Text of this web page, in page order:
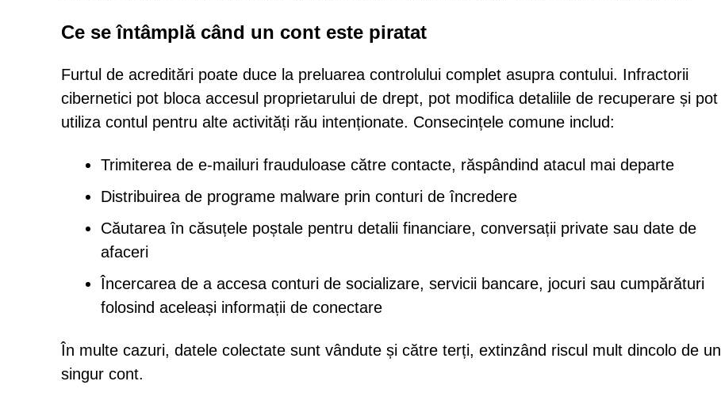
Ce se întâmplă când un cont este piratat
Furtul de acreditări poate duce la preluarea controlului complet asupra contului. Infractorii
cibernetici pot bloca accesul proprietarului de drept, pot modifica detaliile de recuperare și pot
utiliza contul pentru alte activități rău intenționate. Consecințele comune includ:
Trimiterea de e-mailuri frauduloase către contacte, răspândind atacul mai departe
Distribuirea de programe malware prin conturi de încredere
Căutarea în căsuțele poștale pentru detalii financiare, conversații private sau date de
afaceri
Încercarea de a accesa conturi de socializare, servicii bancare, jocuri sau cumpărături
folosind aceleași informații de conectare
În multe cazuri, datele colectate sunt vândute și către terți, extinzând riscul mult dincolo de un
singur cont.